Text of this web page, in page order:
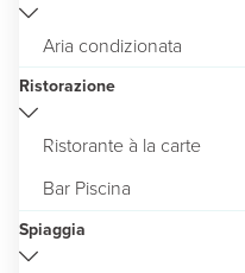
Aria condizionata
Ristorazione
Ristorante à la carte
Bar Piscina
Spiaggia